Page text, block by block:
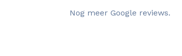
Nog meer Google reviews.